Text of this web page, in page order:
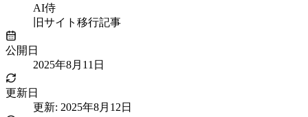
AI侍
旧サイト移行記事
公開日
2025年8月11日
更新日
更新: 2025年8月12日